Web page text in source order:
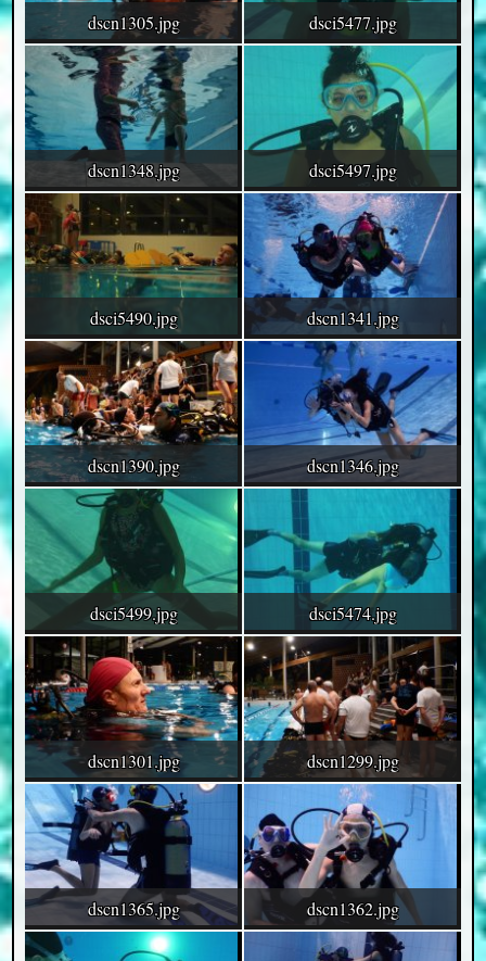
dscn1305.jpg dsci5477.jpg
dscn1348.jpg dsci5497.jpg
dsci5490.jpg dscn1341.jpg
dscn1390.jpg dscn1346.jpg
dsci5499.jpg dsci5474.jpg
dscn1301.jpg dscn1299.jpg
dscn1365.jpg dscn1362.jpg